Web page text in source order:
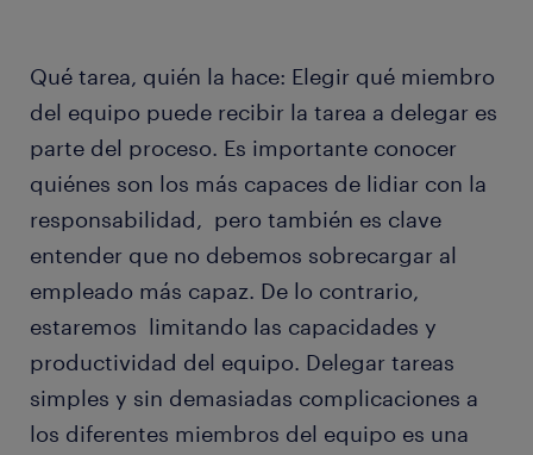
Qué tarea, quién la hace: Elegir qué miembro
del equipo puede recibir la tarea a delegar es
parte del proceso. Es importante conocer
quiénes son los más capaces de lidiar con la
responsabilidad, pero también es clave
entender que no debemos sobrecargar al
empleado más capaz. De lo contrario,
estaremos limitando las capacidades y
productividad del equipo. Delegar tareas
simples y sin demasiadas complicaciones a
los diferentes miembros del equipo es una